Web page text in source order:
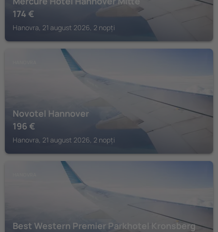
174 €
Hanovra, 21 august 2026, 2 nopți
Novotel Hannover
196 €
Hanovra, 21 august 2026, 2 nopți
Best Western Premier Parkhotel Kronsberg